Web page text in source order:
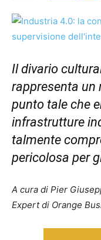
Il divario
rappresenta un
punto tale che
infrastrutture
talmente
pericolosa per
A cura di Pier
Expert di Orange